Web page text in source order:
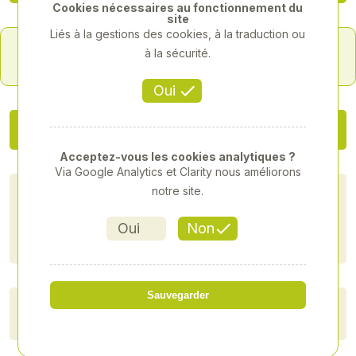
Réinitialiser
Info
Oui
Cookies nécessaires au fonctionnement du
site
Liés à la gestions des cookies, à la traduction ou
à la sécurité.
Oui Non
Acceptez-vous les cookies analytiques ?
Via Google Analytics et Clarity nous améliorons
notre site.
Sauvegarder